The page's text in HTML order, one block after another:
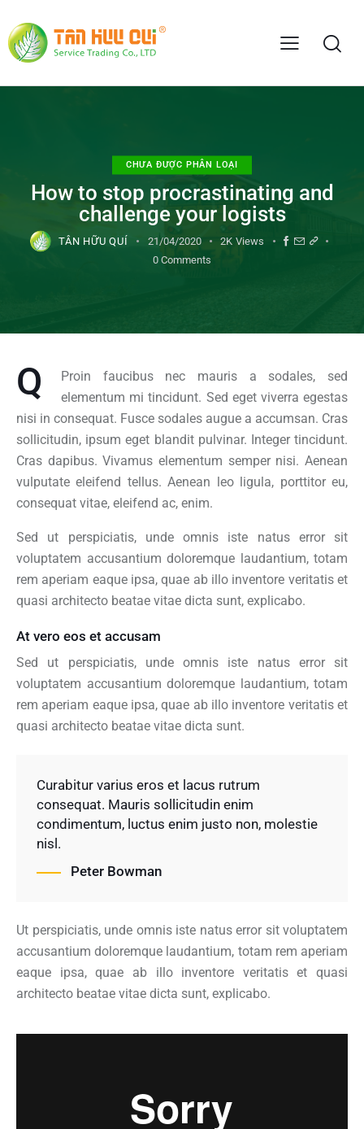
CHƯA ĐƯỢC PHÂN LOẠI
How to stop procrastinating and
challenge your logists
TÂN HỮU QUÍ 21/04/2020 2K Views
0 Comments
Q
Proin faucibus nec mauris a sodales, sed
elementum mi tincidunt. Sed eget viverra egestas
nisi in consequat. Fusce sodales augue a accumsan. Cras
sollicitudin, ipsum eget blandit pulvinar. Integer tincidunt.
Cras dapibus. Vivamus elementum semper nisi. Aenean
vulputate eleifend tellus. Aenean leo ligula, porttitor eu,
consequat vitae, eleifend ac, enim.
Sed ut perspiciatis, unde omnis iste natus error sit
voluptatem accusantium doloremque laudantium, totam
rem aperiam eaque ipsa, quae ab illo inventore veritatis et
quasi architecto beatae vitae dicta sunt, explicabo.
At vero eos et accusam
Sed ut perspiciatis, unde omnis iste natus error sit
voluptatem accusantium doloremque laudantium, totam
rem aperiam eaque ipsa, quae ab illo inventore veritatis et
quasi architecto beatae vitae dicta sunt.
Curabitur varius eros et lacus rutrum
consequat. Mauris sollicitudin enim
condimentum, luctus enim justo non, molestie
nisl.
Peter Bowman
Ut perspiciatis, unde omnis iste natus error sit voluptatem
accusantium doloremque laudantium, totam rem aperiam
eaque ipsa, quae ab illo inventore veritatis et quasi
architecto beatae vitae dicta sunt, explicabo.